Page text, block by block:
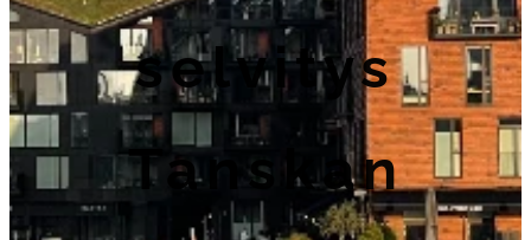
selvitys
Tanskan